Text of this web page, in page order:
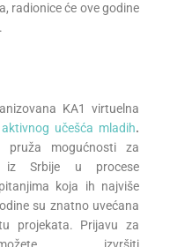
radionice će ove godine
KA1 virtuelna
aktivnog učešća mladih.
pruža mogućnosti za
iz Srbije u procese
koja ih najviše
su znatno uvećana
projekata. Prijavu za